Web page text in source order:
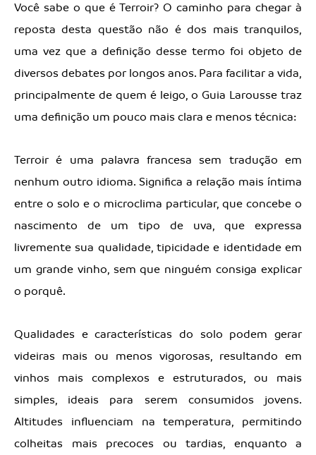
Você sabe o que é Terroir? O caminho para chegar à
reposta desta questão não é dos mais tranquilos,
uma vez que a definição desse termo foi objeto de
diversos debates por longos anos. Para facilitar a vida,
principalmente de quem é leigo, o Guia Larousse traz
uma definição um pouco mais clara e menos técnica:
Terroir é uma palavra francesa sem tradução em
nenhum outro idioma. Significa a relação mais íntima
entre o solo e o microclima particular, que concebe o
nascimento de um tipo de uva, que expressa
livremente sua qualidade, tipicidade e identidade em
um grande vinho, sem que ninguém consiga explicar
o porquê.
Qualidades e características do solo podem gerar
videiras mais ou menos vigorosas, resultando em
vinhos mais complexos e estruturados, ou mais
simples, ideais para serem consumidos jovens.
Altitudes influenciam na temperatura, permitindo
colheitas mais precoces ou tardias, enquanto a